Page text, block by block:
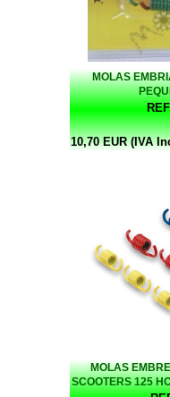
MOLAS
10,70 EUR (IVA
MOLAS
SCOOTERS 125